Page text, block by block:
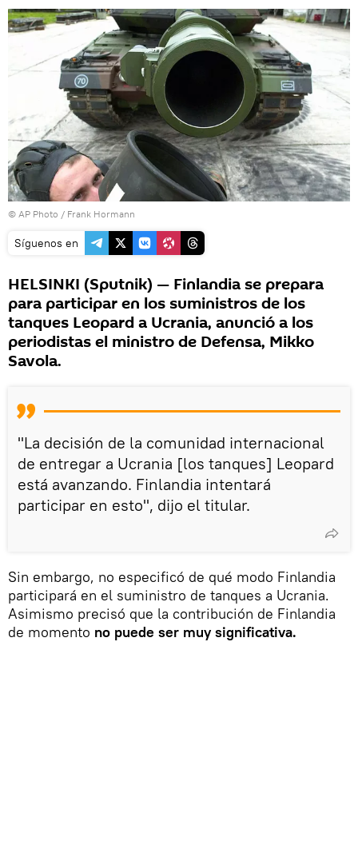
© AP Photo / Frank Hormann
Síguenos en
HELSINKI (Sputnik) — Finlandia se prepara
para participar en los suministros de los
tanques Leopard a Ucrania, anunció a los
periodistas el ministro de Defensa, Mikko
Savola.
"La decisión de la comunidad internacional
de entregar a Ucrania [los tanques] Leopard
está avanzando. Finlandia intentará
participar en esto", dijo el titular.
Sin embargo, no especificó de qué modo Finlandia
participará en el suministro de tanques a Ucrania.
Asimismo precisó que la contribución de Finlandia
de momento no puede ser muy significativa.